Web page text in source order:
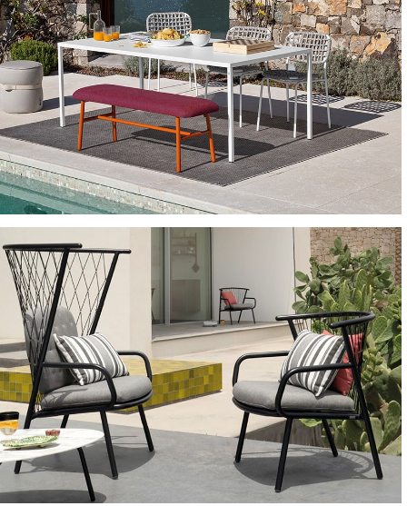
TAVOLI E TAVOLINI